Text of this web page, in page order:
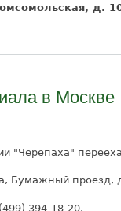
д.
в Москве
"Черепаха"
Бумажный проезд,
394-18-20.